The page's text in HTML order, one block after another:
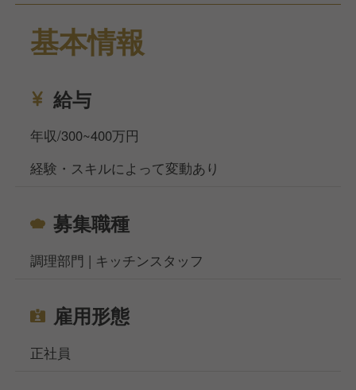
す。
今回はホテル内でのキッチンスタッフを募集いたしま
残業は月平均3～5時間と少なく、突発的な用事が生じ
ても柔軟に対応できるようスタッフ同士がサポートし
合う環境です。また、転勤なしの安定した勤務が可能
います。
年収は300万円から400万円で、年2回の賞与支給（昨
年実績：1ヶ月分×2回）や交通費（上限2万円）、休
暇、育児休暇など、家庭を持つ方も安心して長く勤め
当社サイト、フーズラボ・エージェントですがこのほ
かにも飲食店の求人を多数揃えております。 地元で
基本情報
給与
年収/300~400万円
経験・スキルによって変動あり
募集職種
調理部門 | キッチンスタッフ
雇用形態
正社員